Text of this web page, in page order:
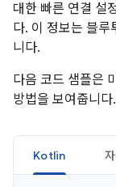
대한 빠른 연결 설
다. 이 정보는 블루
니다.
다음 코드 샘플은
방법을 보여줍니다.
Kotlin